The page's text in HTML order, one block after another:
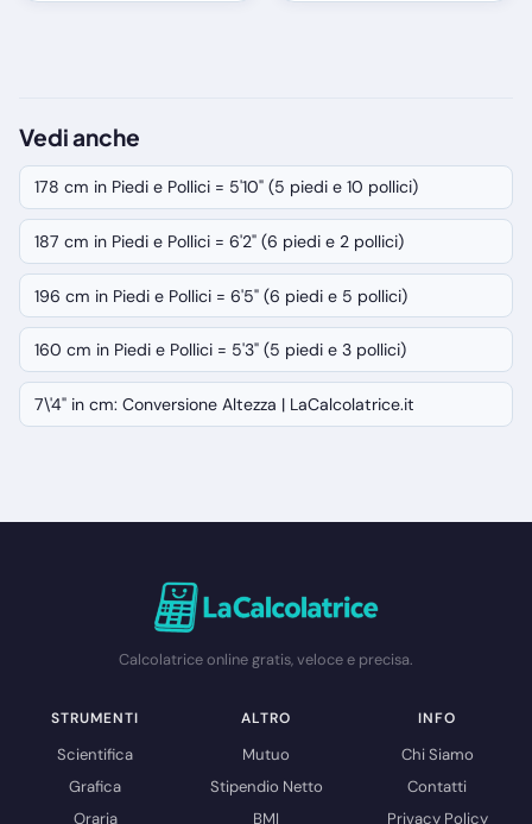
Vedi anche
178 cm in Piedi e Pollici = 5'10" (5 piedi e 10 pollici)
187 cm in Piedi e Pollici = 6'2" (6 piedi e 2 pollici)
196 cm in Piedi e Pollici = 6'5" (6 piedi e 5 pollici)
160 cm in Piedi e Pollici = 5'3" (5 piedi e 3 pollici)
7\'4" in cm: Conversione Altezza | LaCalcolatrice.it
Calcolatrice online gratis, veloce e precisa.
STRUMENTI
Scientifica
Grafica
Oraria
ALTRO
Mutuo
Stipendio Netto
BMI
INFO
Chi Siamo
Contatti
Privacy Policy